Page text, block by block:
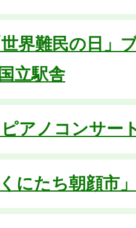
界難民の日」
立駅舎
アノコンサー
くにたち朝顔市